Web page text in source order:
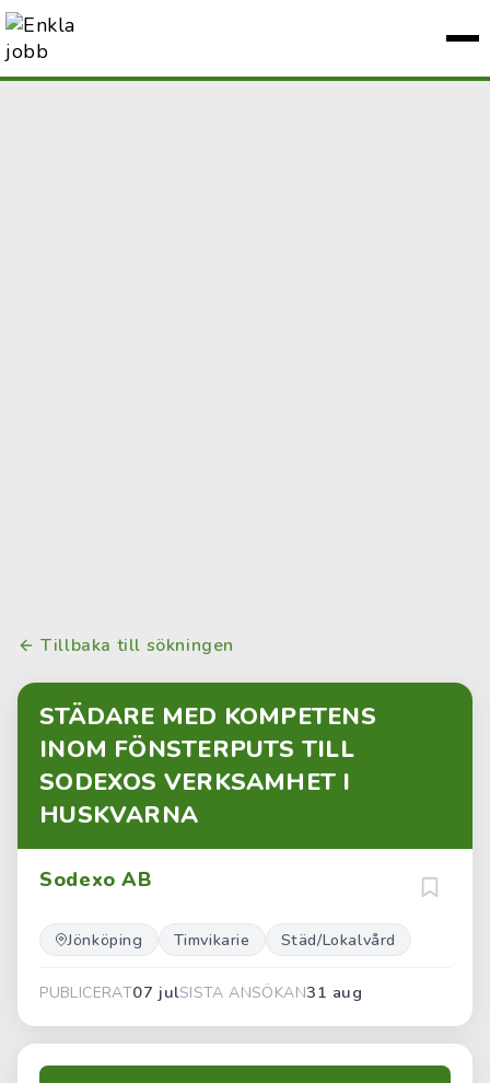
Tillbaka till sökningen
STÄDARE MED KOMPETENS
INOM FÖNSTERPUTS TILL
SODEXOS VERKSAMHET I
HUSKVARNA
Sodexo AB
Jönköping Timvikarie Städ/Lokalvård
PUBLICERAT07 julSISTA ANSÖKAN31 aug